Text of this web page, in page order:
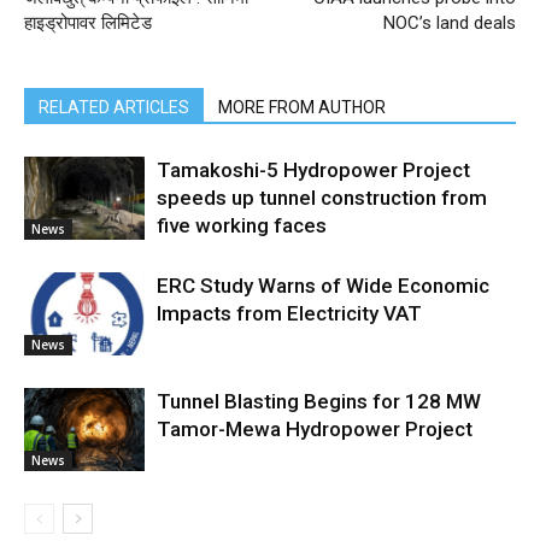
हाइड्रोपावर लिमिटेड
NOC’s land deals
RELATED ARTICLES MORE FROM AUTHOR
News
Tamakoshi-5 Hydropower Project
speeds up tunnel construction from
five working faces
News
ERC Study Warns of Wide Economic
Impacts from Electricity VAT
News
Tunnel Blasting Begins for 128 MW
Tamor-Mewa Hydropower Project